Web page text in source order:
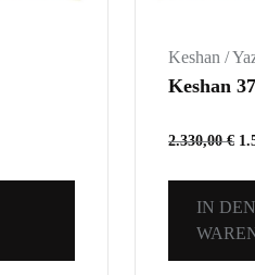
Keshan /
Keshan
2.330,00€
IN DEN